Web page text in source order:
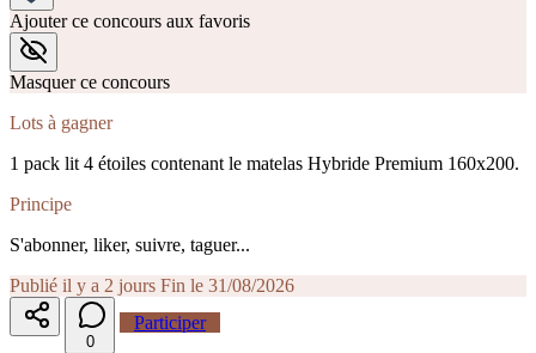
Ajouter ce concours aux favoris
Masquer ce concours
Lots à gagner
1 pack lit 4 étoiles contenant le matelas Hybride Premium 160x200.
Principe
S'abonner, liker, suivre, taguer...
Publié il y a 2 jours Fin le 31/08/2026
0
Participer